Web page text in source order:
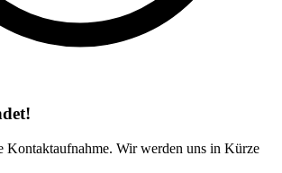
Kontaktaufnahme. Wir werden uns in Kürze